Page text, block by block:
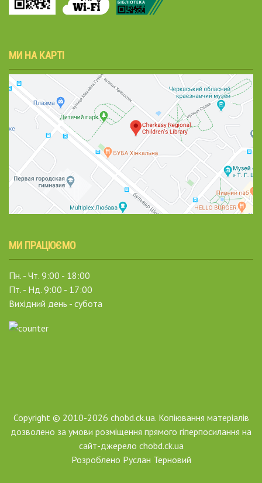
МИ НА КАРТІ
МИ ПРАЦЮЄМО
Пн. - Чт. 9:00 - 18:00
Пт. - Нд. 9:00 - 17:00
Вихідний день - субота
Copyright © 2010-2026 chobd.ck.ua. Копіювання матеріалів
дозволено за умови розміщення прямого гіперпосилання на
сайт-джерело chobd.ck.ua
Розроблено Руслан Терновий